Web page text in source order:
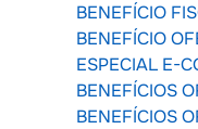
BENEFÍCIO
BENEFÍCIO
ESPECIAL E-
BENEFÍCIOS
BENEFÍCIOS